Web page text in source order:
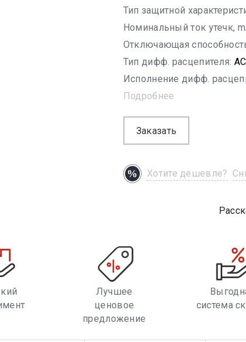
Тип защитной
Номинальный ток утечк,
Отключающая
Тип дифф. расцепителя: AC
Исполнение дифф.
Подробнее
Заказать
Хотите дешевле?
Лучшее
ценовое
предложение
система